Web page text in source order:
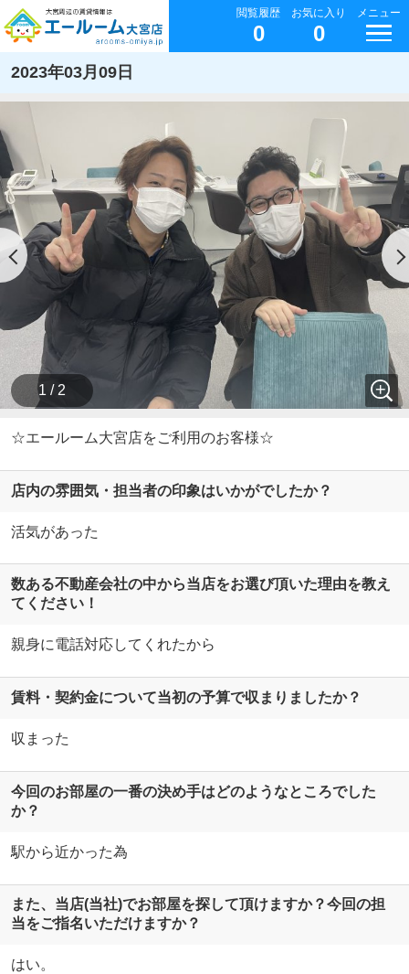
閲覧履歴
0
お気に入り
0
メニュー
2023年03月09日
1 / 2
☆エールーム大宮店をご利用のお客様☆
店内の雰囲気・担当者の印象はいかがでしたか？
活気があった
数ある不動産会社の中から当店をお選び頂いた理由を教え
てください！
親身に電話対応してくれたから
賃料・契約金について当初の予算で収まりましたか？
収まった
今回のお部屋の一番の決め手はどのようなところでした
か？
駅から近かった為
また、当店(当社)でお部屋を探して頂けますか？今回の担
当をご指名いただけますか？
はい。